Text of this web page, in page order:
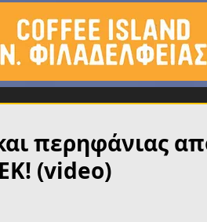
περηφάνιας
(video)